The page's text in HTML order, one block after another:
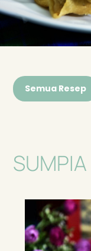
Semua Resep